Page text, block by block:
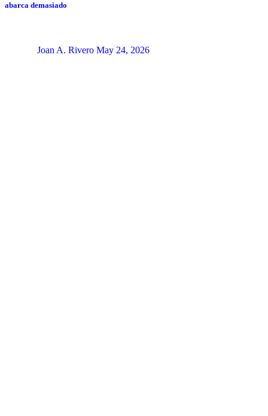
abarca demasiado
Joan A. Rivero May 24, 2026